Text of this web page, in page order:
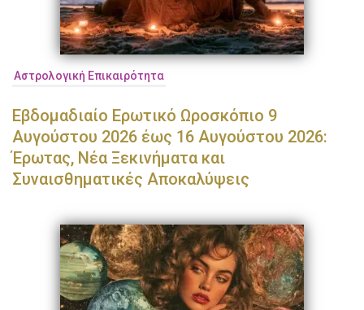
Αστρολογική Επικαιρότητα
Εβδομαδιαίο Ερωτικό Ωροσκόπιο 9
Αυγούστου 2026 έως 16 Αυγούστου 2026:
Έρωτας, Νέα Ξεκινήματα και
Συναισθηματικές Αποκαλύψεις